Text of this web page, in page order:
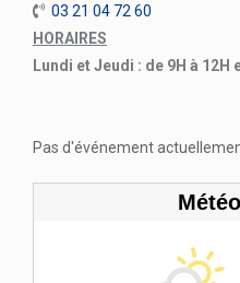
03 21 04 72 60
HORAIRES
Lundi et Jeudi : de 9H à 12H
Pas d'événement